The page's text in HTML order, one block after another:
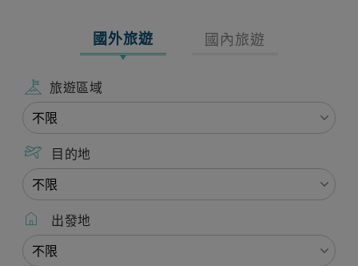
國外旅遊 國內旅遊
旅遊區域
目的地
出發地